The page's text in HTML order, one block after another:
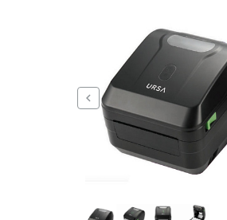
chevron_left